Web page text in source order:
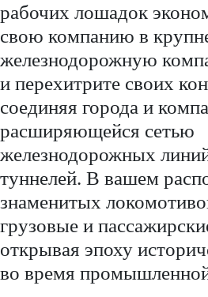
рабочих лошадок
свою компанию в
железнодорожную
и перехитрите своих
соединяя города и
расширяющейся сетью
железнодорожных
туннелей. В вашем
знаменитых
грузовые и
открывая эпоху
во время